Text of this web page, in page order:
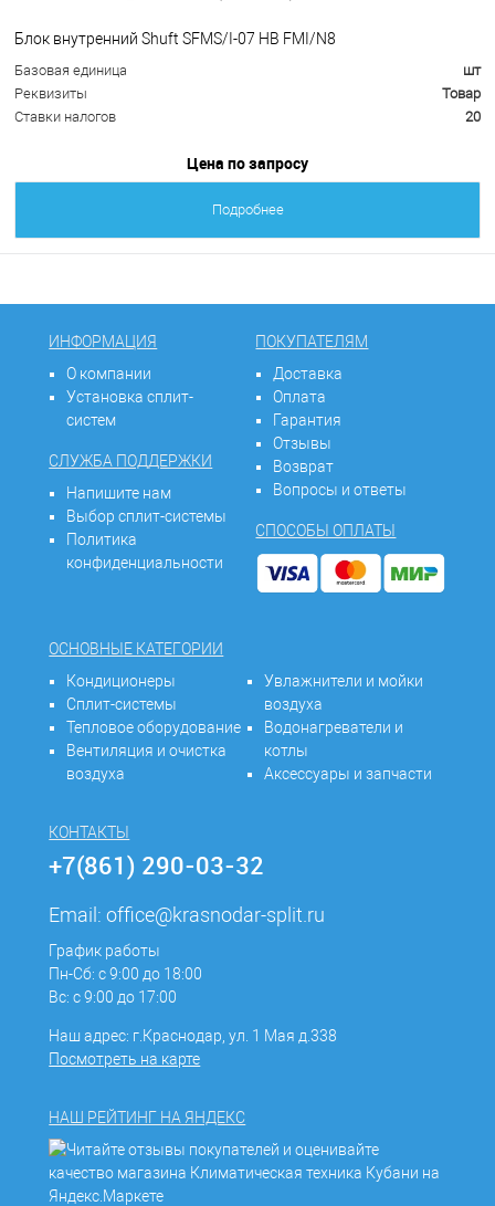
Блок внутренний Shuft SFMS/I-07 HB FMI/N8
Базовая единица
шт
Реквизиты
Товар
Ставки налогов
20
Цена по запросу
Подробнее
ИНФОРМАЦИЯ
О компании
Установка сплит-
систем
СЛУЖБА ПОДДЕРЖКИ
Напишите нам
Выбор сплит-системы
Политика
конфиденциальности
ПОКУПАТЕЛЯМ
Доставка
Оплата
Гарантия
Отзывы
Возврат
Вопросы и ответы
СПОСОБЫ ОПЛАТЫ
ОСНОВНЫЕ КАТЕГОРИИ
Кондиционеры
Сплит-системы
Тепловое оборудование
Вентиляция и очистка
воздуха
Увлажнители и мойки
воздуха
Водонагреватели и
котлы
Аксессуары и запчасти
КОНТАКТЫ
+7(861) 290-03-32
Email:office@krasnodar-split.ru
График работы
Пн-Сб: с 9:00 до 18:00
Вс: с 9:00 до 17:00
Наш адрес: г.Краснодар, ул. 1 Мая д.338
Посмотреть на карте
НАШ РЕЙТИНГ НА ЯНДЕКС